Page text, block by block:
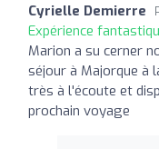
Cyrielle Demierre
Expérience
Marion a su cerner
séjour à Majorque à
très à l'écoute et
prochain voyage